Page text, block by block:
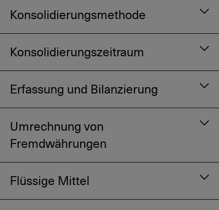
Konsolidierungsmethode
Konsolidierungszeitraum
Erfassung und Bilanzierung
Umrechnung von
Fremdwährungen
Flüssige Mittel